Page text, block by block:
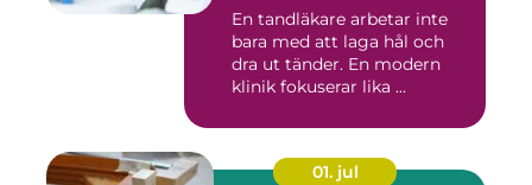
En tandläkare arbetar inte
bara med att laga hål och
dra ut tänder. En modern
klinik fokuserar lika ...
01. jul